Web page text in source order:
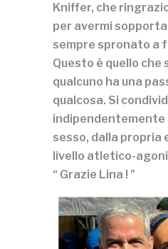
Kniffer, che
per avermi
sempre spronato a
Questo è quello che
qualcuno ha una
qualcosa. Si
indipendentemente
sesso, dalla propria
livello atletico-
“ Grazie Lina ! ”